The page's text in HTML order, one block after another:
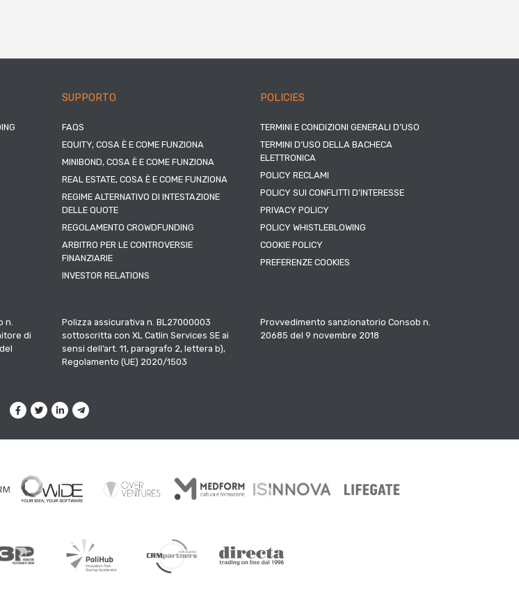
SUPPORTO
FAQS
EQUITY, COSA È E COME FUNZIONA
MINIBOND, COSA È E COME FUNZIONA
REAL ESTATE, COSA È E COME FUNZIONA
REGIME ALTERNATIVO DI INTESTAZIONE
DELLE QUOTE
REGOLAMENTO CROWDFUNDING
ARBITRO PER LE CONTROVERSIE
FINANZIARIE
INVESTOR RELATIONS
POLICIES
TERMINI E CONDIZIONI GENERALI D’USO
TERMINI D’USO DELLA BACHECA
ELETTRONICA
POLICY RECLAMI
POLICY SUI CONFLITTI D’INTERESSE
PRIVACY POLICY
POLICY WHISTLEBLOWING
COOKIE POLICY
PREFERENZE COOKIES
n.
di
Polizza assicurativa n. BL27000003
sottoscritta con XL Catlin Services SE ai
sensi dell’art. 11, paragrafo 2, lettera b),
Regolamento (UE) 2020/1503
Provvedimento sanzionatorio Consob n.
20685 del 9 novembre 2018